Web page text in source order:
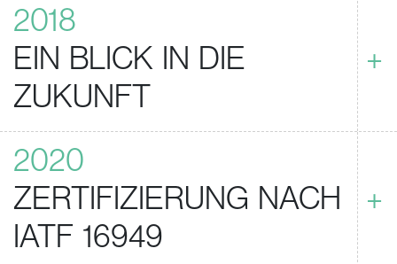
2018
EIN BLICK IN DIE
ZUKUNFT
+
2020
ZERTIFIZIERUNG NACH
IATF 16949
+